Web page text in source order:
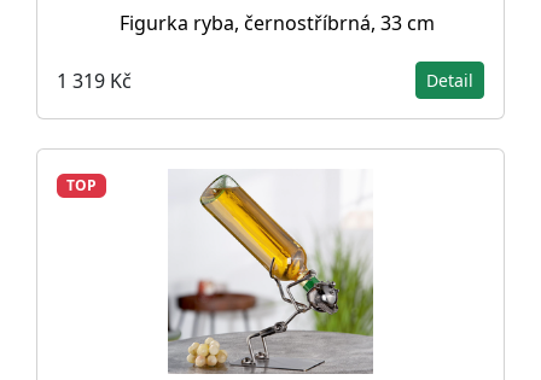
Figurka ryba, černostříbrná, 33 cm
1 319 Kč Detail
TOP